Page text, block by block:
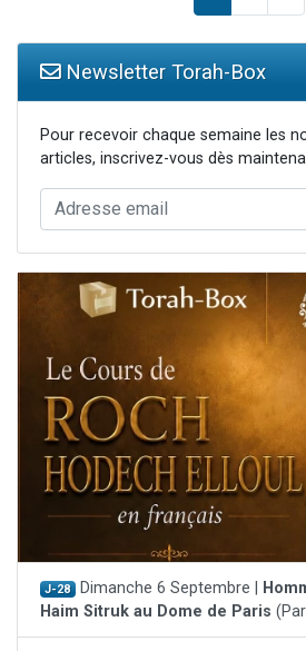
Newsletter Torah-Box
Pour recevoir chaque semaine les
articles, inscrivez-vous dès
J-28 Dimanche 6 Septembre |
Haim Sitruk au Dome de Paris